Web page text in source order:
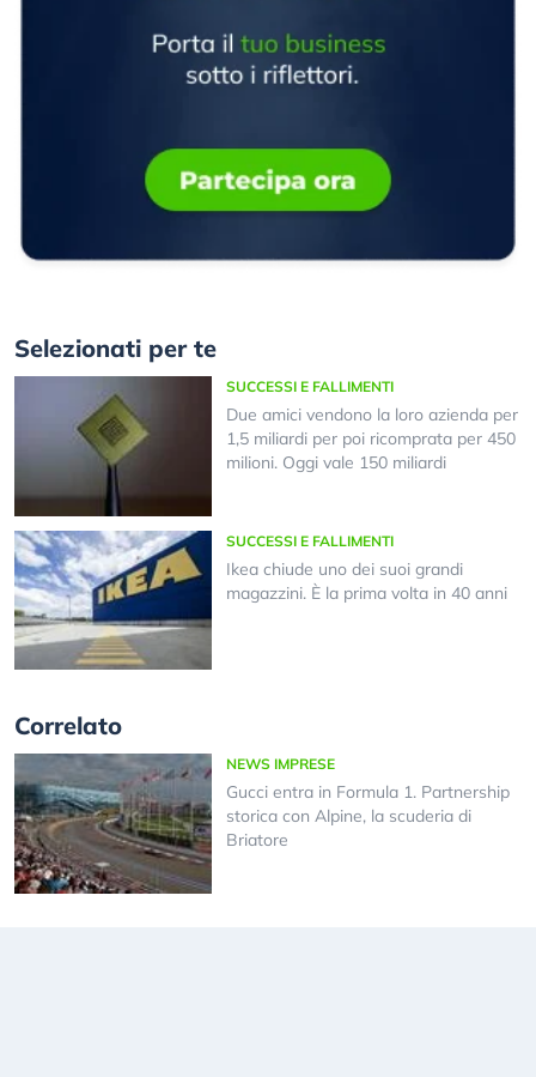
Selezionati per te
SUCCESSI E FALLIMENTI
Due amici vendono la loro azienda per
1,5 miliardi per poi ricomprata per 450
milioni. Oggi vale 150 miliardi
SUCCESSI E FALLIMENTI
Ikea chiude uno dei suoi grandi
magazzini. È la prima volta in 40 anni
Correlato
NEWS IMPRESE
Gucci entra in Formula 1. Partnership
storica con Alpine, la scuderia di
Briatore